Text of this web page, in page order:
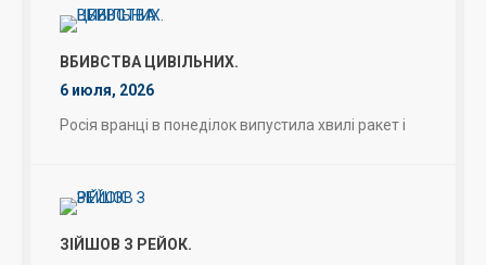
ВБИВСТВА ЦИВІЛЬНИХ.
6 июля, 2026
Росія вранці в понеділок випустила хвилі ракет і
ЗІЙШОВ З РЕЙОК.